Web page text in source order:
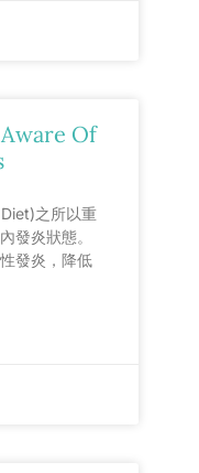
Of
之所以重
發炎狀態。
發炎，降低